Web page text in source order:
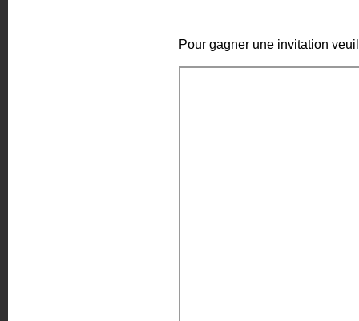
Pour gagner une invitation